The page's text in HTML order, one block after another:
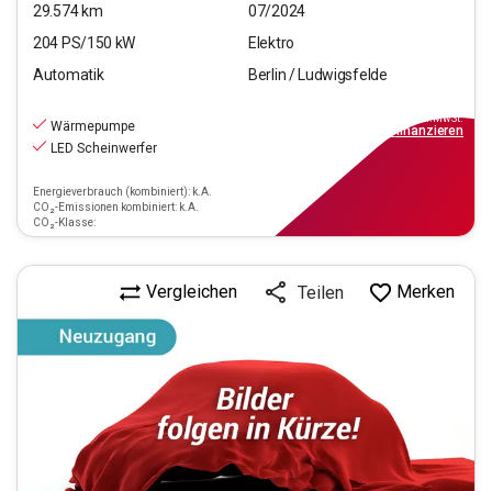
29.574km
07/2024
204 PS/150 kW
Elektro
Automatik
Berlin / Ludwigsfelde
Wärmepumpe
LED Scheinwerfer
Energieverbrauch (kombiniert): k.A.
CO₂-Emissionen kombiniert: k.A.
CO₂-Klasse:
inkl.MwSt.
finanzieren
Vergleichen Teilen Merken